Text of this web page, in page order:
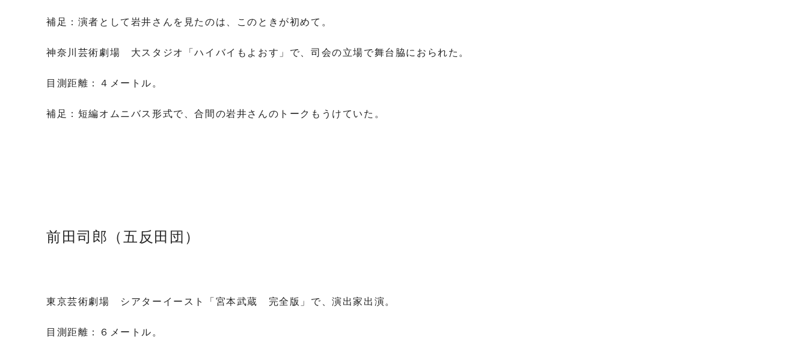
補足：演者として岩井さんを見たのは、このときが初めて。
神奈川芸術劇場 大スタジオ「ハイバイもよおす」で、司会の立場で舞台脇におられた。
目測距離：４メートル。
補足：短編オムニバス形式で、合間の岩井さんのトークもうけていた。
前田司郎（五反田団）
東京芸術劇場 シアターイースト「宮本武蔵 完全版」で、演出家出演。
目測距離：６メートル。